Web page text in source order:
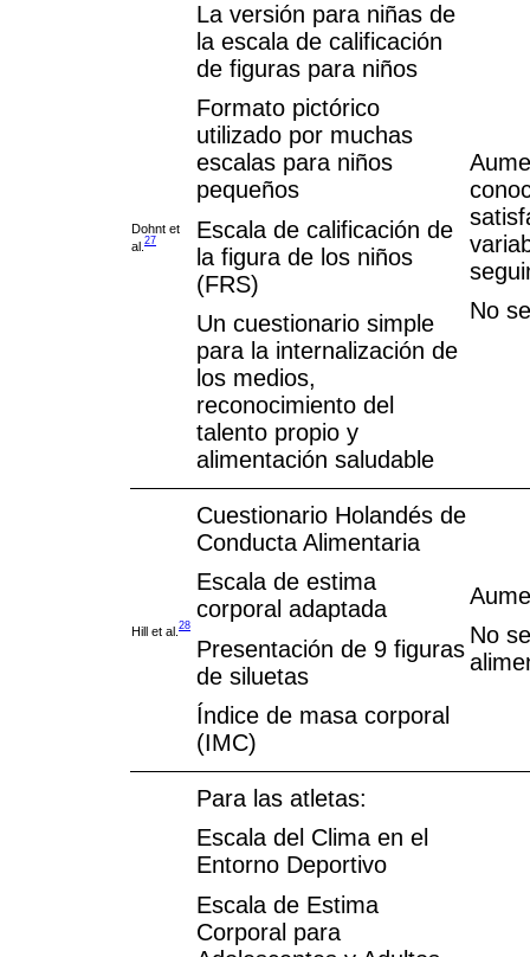
Dohnt et
al. 27
La versión para niñas de
la escala de calificación
de figuras para niños
Formato pictórico
utilizado por muchas
escalas para niños
pequeños
Escala de calificación de
la figura de los niños
(FRS)
Un cuestionario simple
para la internalización de
los medios,
reconocimiento del
talento propio y
alimentación saludable
No
Hill et al. 28
Cuestionario Holandés de
Conducta Alimentaria
Escala de estima
corporal adaptada
Presentación de 9 figuras
de siluetas
Índice de masa corporal
(IMC)
No
Para las atletas:
Escala del Clima en el
Entorno Deportivo
Escala de Estima
Corporal para